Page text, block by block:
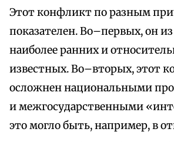
Этот конфликт по разным
показателен. Во–первых, он
наиболее ранних и
известных. Во–вторых, этот
осложнен национальными
и межгосударственными
это могло быть, например, в